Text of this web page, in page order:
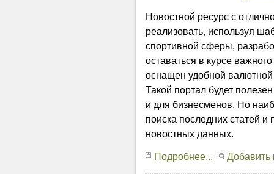
Новостной ресурс с
реализовать, используя
спортивной сферы,
оставаться в курсе
оснащен удобной
Такой портал будет
и для бизнесменов. Но
поиска последних статей
новостных данных.
Подробнее... Добавить